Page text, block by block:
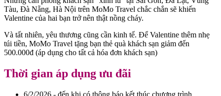
Tàu, Đà Nẵng, Hà Nội trên MoMo Travel chắc chắn sẽ khiến
Valentine của hai bạn trở nên thật nồng cháy.
Và tất nhiên, yêu thương cũng cần kinh tế. Để Valentine thêm nhẹ
túi tiền, MoMo Travel tặng bạn thẻ quà khách sạn giảm đến
500.000đ (áp dụng cho tất cả hóa đơn khách sạn)
Thời gian áp dụng ưu đãi